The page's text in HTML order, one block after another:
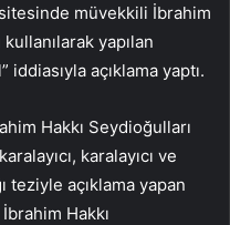
müvekkili İbrahim
kullanılarak yapılan
açıklama yaptı.
Hakkı Seydioğulları
karalayıcı ve
teziyle açıklama yapan
Hakkı